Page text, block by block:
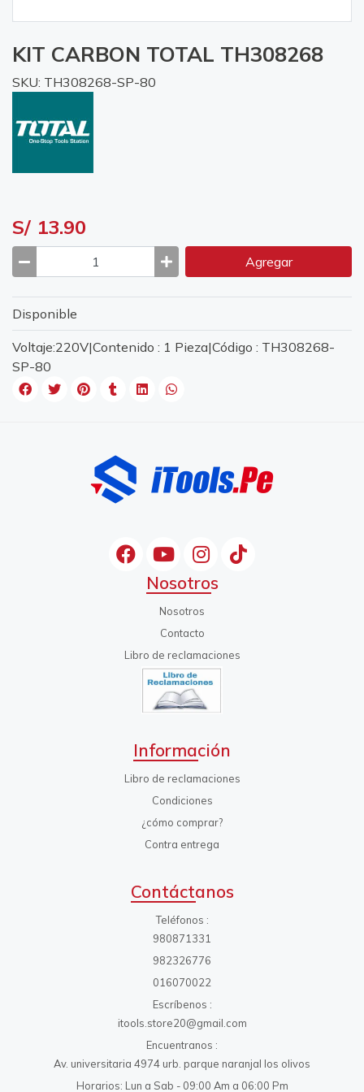
KIT CARBON TOTAL TH308268
SKU: TH308268-SP-80
S/ 13.90
Agregar
Disponible
Voltaje:220V|Contenido : 1 Pieza|Código : TH308268-
SP-80
Nosotros
Nosotros
Contacto
Libro de reclamaciones
Información
Libro de reclamaciones
Condiciones
¿cómo comprar?
Contra entrega
Contáctanos
Teléfonos
980871331
982326776
016070022
Escríbenos
itools.store20@gmail.com
Encuentranos
Av. universitaria 4974 urb. parque naranjal los olivos
Horarios: Lun a Sab - 09:00 Am a 06:00 Pm